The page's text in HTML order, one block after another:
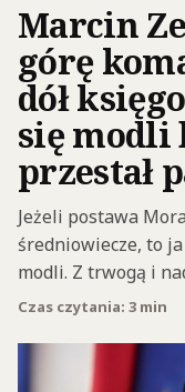
Marcin
górę
dół
się modli
przestał
Jeżeli postawa
średniowiecze, to
modli. Z trwogą i
Czas czytania: 3 min